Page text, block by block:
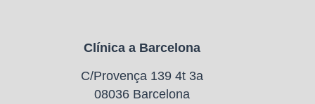
Clínica a Barcelona
C/Provença 139 4t 3a
08036 Barcelona